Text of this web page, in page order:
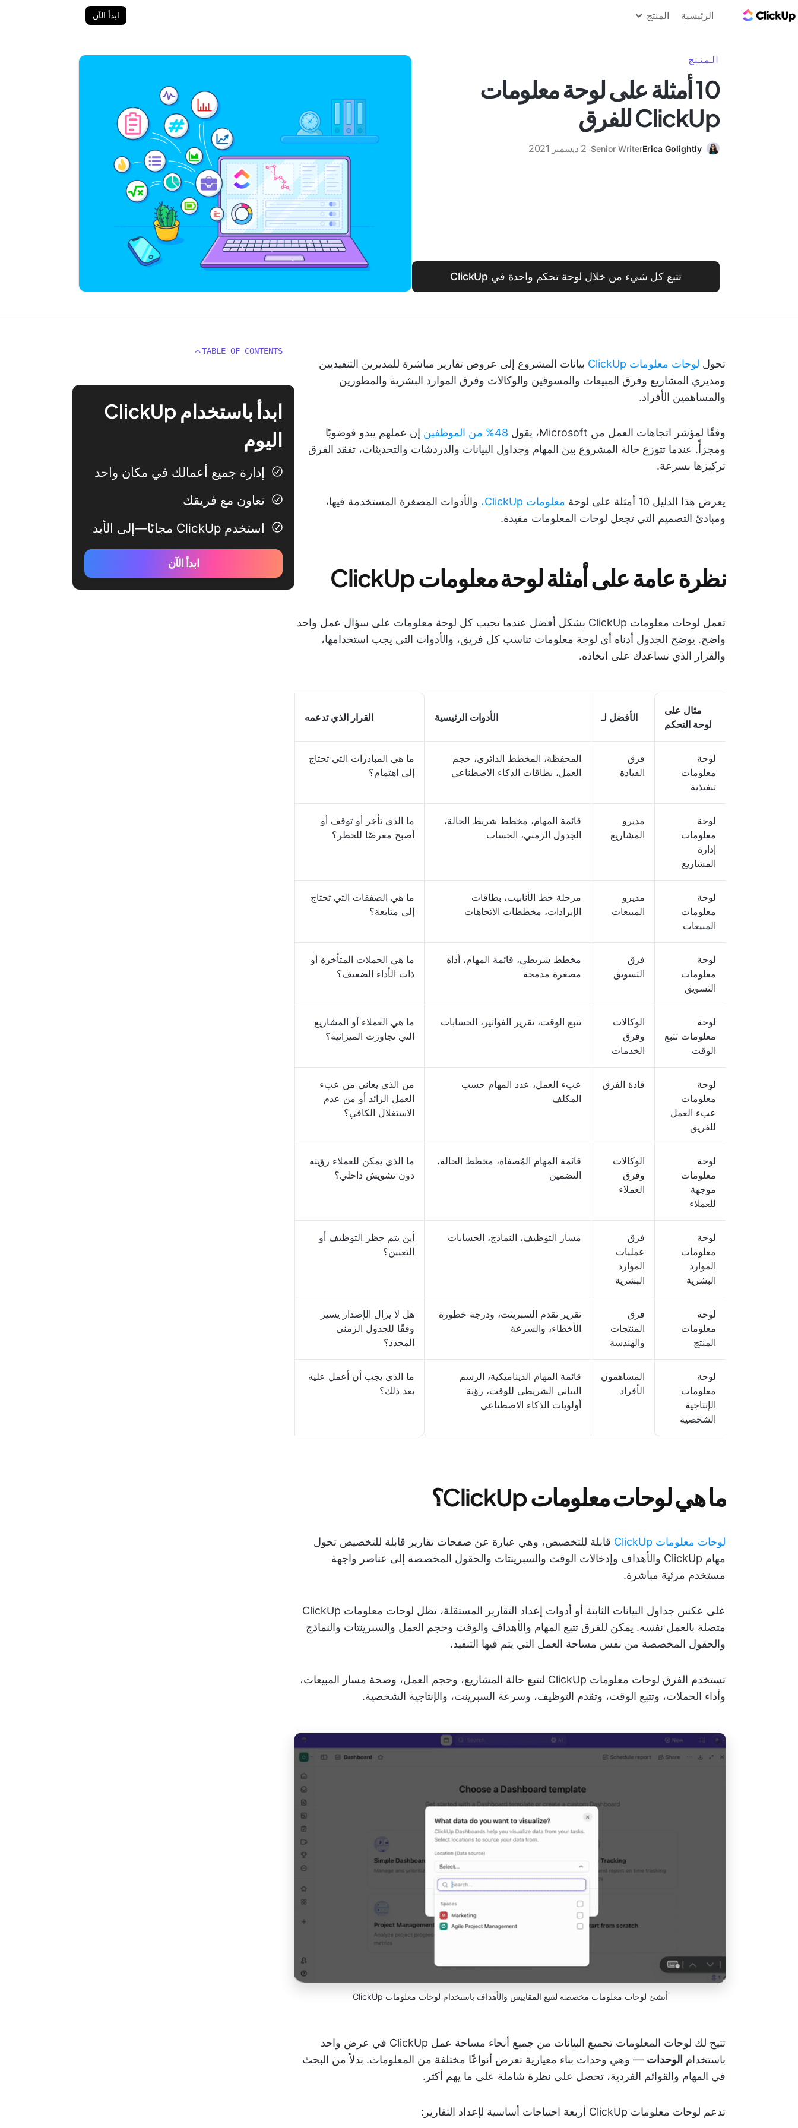
الرئيسية المنتج ابدأ الآن
المنتج
10 أمثلة على لوحة معلومات
ClickUp للفرق
Erica Golightly
Senior Writer 2 ديسمبر 2021
تتبع كل شيء من خلال لوحة تحكم واحدة في ClickUp
تحول لوحات معلومات ClickUp
بيانات المشروع إلى عروض تقارير مباشرة للمديرين التنفيذيين
ومديري المشاريع وفرق المبيعات والمسوقين والوكالات وفرق الموارد البشرية والمطورين
والمساهمين الأفراد.
وفقًا لمؤشر اتجاهات العمل من Microsoft، يقول 48% من الموظفين
إن عملهم يبدو فوضويًا
ومجزأً. عندما تتوزع حالة المشروع بين المهام وجداول البيانات والدردشات والتحديثات، تفقد الفرق
تركيزها بسرعة.
يعرض هذا الدليل 10 أمثلة على لوحة معلومات ClickUp،
والأدوات المصغرة المستخدمة فيها،
ومبادئ التصميم التي تجعل لوحات المعلومات مفيدة.
نظرة عامة على أمثلة لوحة معلومات ClickUp
تعمل لوحات معلومات ClickUp بشكل أفضل عندما تجيب كل لوحة معلومات على سؤال عمل واحد
واضح. يوضح الجدول أدناه أي لوحة معلومات تناسب كل فريق، والأدوات التي يجب استخدامها،
والقرار الذي تساعدك على اتخاذه.
مثال على
لوحة التحكم
الأفضل لـ الأدوات الرئيسية القرار الذي تدعمه
لوحة
معلومات
تنفيذية
فرق
القيادة
المحفظة، المخطط الدائري، حجم
العمل، بطاقات الذكاء الاصطناعي
ما هي المبادرات التي تحتاج
إلى اهتمام؟
لوحة
معلومات
إدارة
المشاريع
مديرو
المشاريع
قائمة المهام، مخطط شريط الحالة،
الجدول الزمني، الحساب
ما الذي تأخر أو توقف أو
أصبح معرضًا للخطر؟
لوحة
معلومات
المبيعات
مديرو
المبيعات
مرحلة خط الأنابيب، بطاقات
الإيرادات، مخططات الاتجاهات
ما هي الصفقات التي تحتاج
إلى متابعة؟
لوحة
معلومات
التسويق
فرق
التسويق
مخطط شريطي، قائمة المهام، أداة
مصغرة مدمجة
ما هي الحملات المتأخرة أو
ذات الأداء الضعيف؟
لوحة
معلومات تتبع
الوقت
الوكالات
وفرق
الخدمات
تتبع الوقت، تقرير الفواتير، الحسابات
ما هي العملاء أو المشاريع
التي تجاوزت الميزانية؟
لوحة
معلومات
عبء العمل
للفريق
قادة الفرق
عبء العمل، عدد المهام حسب
المكلف
من الذي يعاني من عبء
العمل الزائد أو من عدم
الاستغلال الكافي؟
لوحة
معلومات
موجهة
للعملاء
الوكالات
وفرق
العملاء
قائمة المهام المُصفاة، مخطط الحالة،
التضمين
ما الذي يمكن للعملاء رؤيته
دون تشويش داخلي؟
لوحة
معلومات
الموارد
البشرية
فرق
عمليات
الموارد
البشرية
مسار التوظيف، النماذج، الحسابات
أين يتم حظر التوظيف أو
التعيين؟
لوحة
معلومات
المنتج
فرق
المنتجات
والهندسة
تقرير تقدم السبرينت، ودرجة خطورة
الأخطاء، والسرعة
هل لا يزال الإصدار يسير
وفقًا للجدول الزمني
المحدد؟
لوحة
معلومات
الإنتاجية
الشخصية
المساهمون
الأفراد
قائمة المهام الديناميكية، الرسم
البياني الشريطي للوقت، رؤية
أولويات الذكاء الاصطناعي
ما الذي يجب أن أعمل عليه
بعد ذلك؟
ما هي لوحات معلومات ClickUp؟
لوحات معلومات ClickUp
قابلة للتخصيص، وهي عبارة عن صفحات تقارير قابلة للتخصيص تحول
مهام ClickUp والأهداف وإدخالات الوقت والسبرينتات والحقول المخصصة إلى عناصر واجهة
مستخدم مرئية مباشرة.
على عكس جداول البيانات الثابتة أو أدوات إعداد التقارير المستقلة، تظل لوحات معلومات ClickUp
متصلة بالعمل نفسه. يمكن للفرق تتبع المهام والأهداف والوقت وحجم العمل والسبرينتات والنماذج
والحقول المخصصة من نفس مساحة العمل التي يتم فيها التنفيذ.
تستخدم الفرق لوحات معلومات ClickUp لتتبع حالة المشاريع، وحجم العمل، وصحة مسار المبيعات،
وأداء الحملات، وتتبع الوقت، وتقدم التوظيف، وسرعة السبرينت، والإنتاجية الشخصية.
أنشئ لوحات معلومات مخصصة لتتبع المقاييس والأهداف باستخدام لوحات معلومات ClickUp
تتيح لك لوحات المعلومات تجميع البيانات من جميع أنحاء مساحة عمل ClickUp في عرض واحد
باستخدام الوحدات — وهي وحدات بناء معيارية تعرض أنواعًا مختلفة من المعلومات. بدلاً من البحث
في المهام والقوائم الفردية، تحصل على نظرة شاملة على ما يهم أكثر.
تدعم لوحات معلومات ClickUp أربعة احتياجات أساسية لإعداد التقارير:
TABLE OF CONTENTS
ابدأ باستخدام ClickUp
اليوم
إدارة جميع أعمالك في مكان واحد
تعاون مع فريقك
استخدم ClickUp مجانًا—إلى الأبد
ابدأ الآن